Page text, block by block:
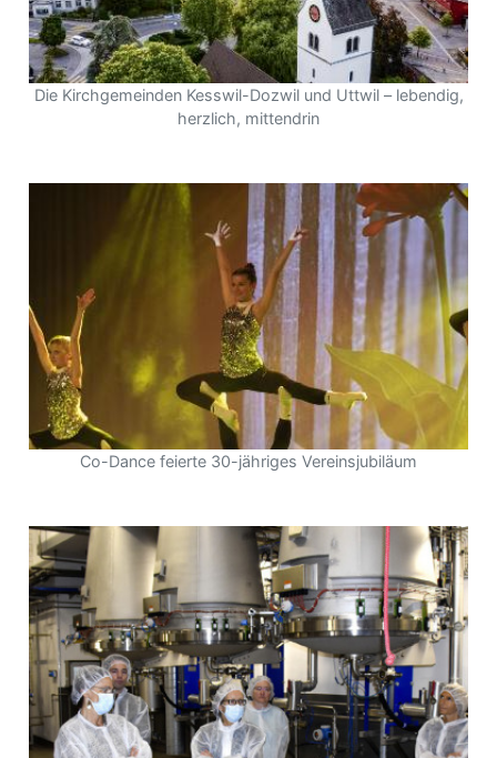
Die Kirchgemeinden Kesswil-Dozwil und Uttwil – lebendig,
herzlich, mittendrin
Co-Dance feierte 30-jähriges Vereinsjubiläum